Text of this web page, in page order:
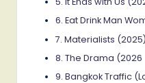
6. Eat Drink Man
7. Materialists (2025)
8. The Drama (2026
9. Bangkok Traffic